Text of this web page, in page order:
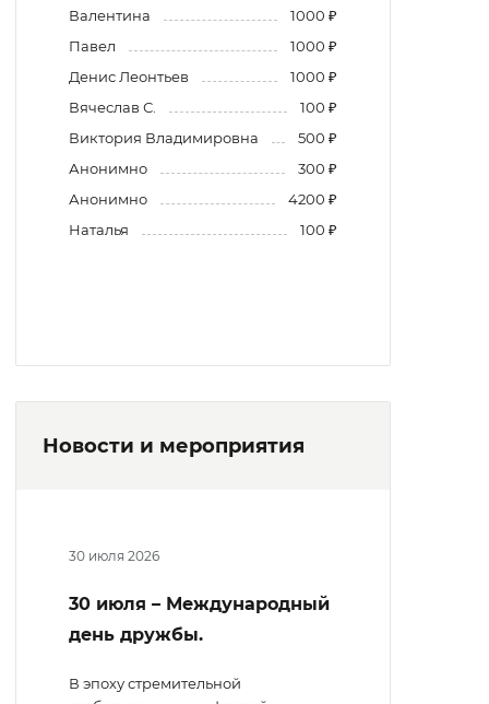
Валентина
1000 ₽
Павел
1000 ₽
Денис Леонтьев
1000 ₽
Вячеслав С.
100 ₽
Виктория Владимировна
500 ₽
Анонимно
300 ₽
Анонимно
4200 ₽
Наталья
100 ₽
Новости и мероприятия
30 июля 2026
30 июля – Международный
день дружбы.
В эпоху стремительной